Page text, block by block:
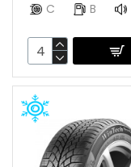
C B